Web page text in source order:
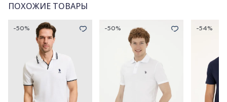
ПОХОЖИЕ ТОВАРЫ
-50% -50% -54%